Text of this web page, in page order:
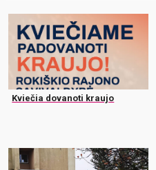
Kviečia dovanoti kraujo